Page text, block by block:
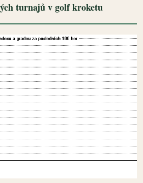
turnajů v golf kroketu